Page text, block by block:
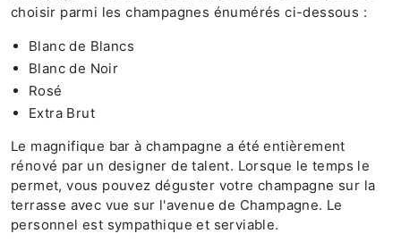
choisir parmi les champagnes énumérés ci-dessous :
Blanc de Blancs
Blanc de Noir
Rosé
Extra Brut
Le magnifique bar à champagne a été entièrement
rénové par un designer de talent. Lorsque le temps le
permet, vous pouvez déguster votre champagne sur la
terrasse avec vue sur l'avenue de Champagne. Le
personnel est sympathique et serviable.